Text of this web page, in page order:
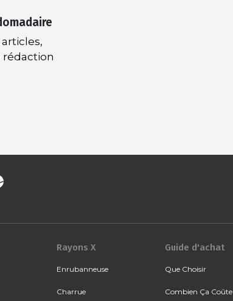
rédaction
Rayons X
Enrubanneuse
Charrue
Guide d'achat
Que Choisir
Combien Ça Coûte